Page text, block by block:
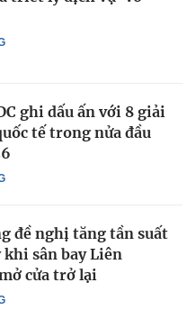
ghi dấu ấn với 8 giải
tế trong nửa đầu
đề nghị tăng tần suất
khi sân bay Liên
cửa trở lại